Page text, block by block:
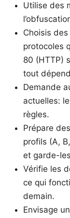
Utilise des
Choisis
protocoles
80 (HTTP)
tout
Demande
actuelles:
règles.
Prépare
profils (A,
et garde-
Vérifie les
ce qui
demain.
Envisage